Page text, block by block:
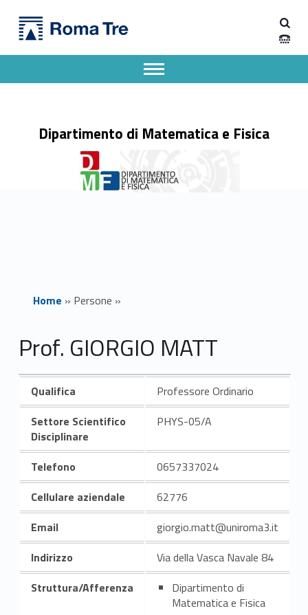
Prof. GIORGIO MATT ricerca - Dipartimento di Matematica e Fisica
Dipartimento di Matematica e Fisica dell'Università degli Studi Roma Tre
Dipartimento di Matematica e Fisica
Apri il menu secondario
Header info sidebar
Home » Persone »
Prof. GIORGIO MATT
Qualifica
Professore Ordinario
Settore Scientifico
Disciplinare
PHYS-05/A
Telefono
0657337024
Cellulare aziendale
62776
Email
giorgio.matt@uniroma3.it
Indirizzo
Via della Vasca Navale 84
Struttura/Afferenza
Dipartimento di
Matematica e Fisica